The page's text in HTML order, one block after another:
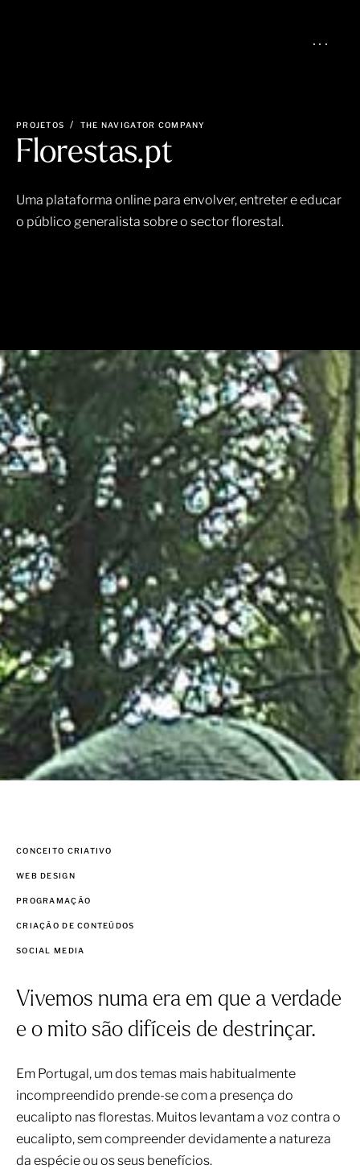
PROJETOS THE NAVIGATOR COMPANY
Florestas.pt
Uma plataforma online para envolver, entreter e educar
o público generalista sobre o sector florestal.
CONCEITO CRIATIVO
WEB DESIGN
PROGRAMAÇÃO
CRIAÇÃO DE CONTEÚDOS
SOCIAL MEDIA
Vivemos numa era em que a verdade
e o mito são difíceis de destrinçar.
Em Portugal, um dos temas mais habitualmente
incompreendido prende-se com a presença do
eucalipto nas florestas. Muitos levantam a voz contra o
eucalipto, sem compreender devidamente a natureza
da espécie ou os seus benefícios.